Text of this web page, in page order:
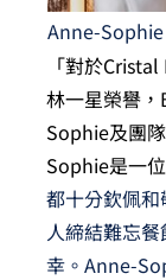
Anne-Sophie
「對於
林一星榮譽，
Sophie及團
Sophie是一
都十分欽佩
人締結難忘
幸。Anne-